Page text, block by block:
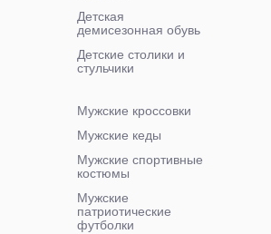
Детская
демисезонная обувь
Детские столики и
стульчики
Мужские кроссовки
Мужские кеды
Мужские спортивные
костюмы
Мужские
патриотические
футболки